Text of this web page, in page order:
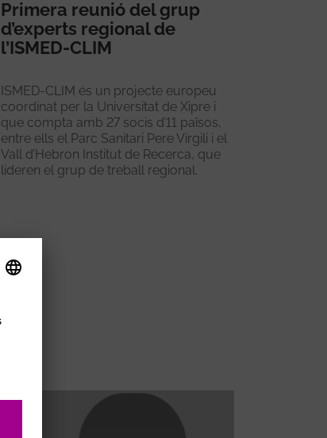
Primera reunió del grup
d’experts regional de
l’ISMED-CLIM
ISMED-CLIM és un projecte europeu
coordinat per la Universitat de Xipre i
que compta amb 27 socis d’11 països,
entre ells el Parc Sanitari Pere Virgili i el
Vall d’Hebron Institut de Recerca, que
lideren el grup de treball regional.